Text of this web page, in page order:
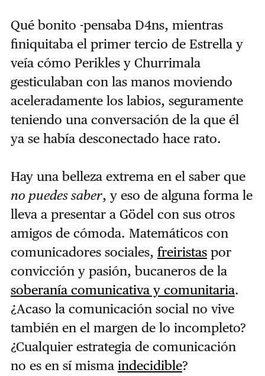
Qué bonito -pensaba D4ns, mientras
finiquitaba el primer tercio de Estrella y
veía cómo Perikles y Churrimala
gesticulaban con las manos moviendo
aceleradamente los labios, seguramente
teniendo una conversación de la que él
ya se había desconectado hace rato.
Hay una belleza extrema en el saber que
no puedes saber, y eso de alguna forma le
lleva a presentar a Gödel con sus otros
amigos de cómoda. Matemáticos con
comunicadores sociales, freiristaspor
convicción y pasión, bucaneros de la
soberanía comunicativa y comunitaria.
¿Acaso la comunicación social no vive
también en el margen de lo incompleto?
¿Cualquier estrategia de comunicación
no es en sí misma indecidible?